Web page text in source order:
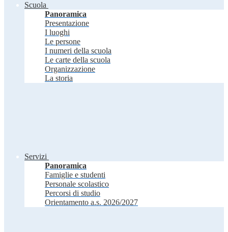
Scuola
Panoramica
Presentazione
I luoghi
Le persone
I numeri della scuola
Le carte della scuola
Organizzazione
La storia
Servizi
Panoramica
Famiglie e studenti
Personale scolastico
Percorsi di studio
Orientamento a.s. 2026/2027